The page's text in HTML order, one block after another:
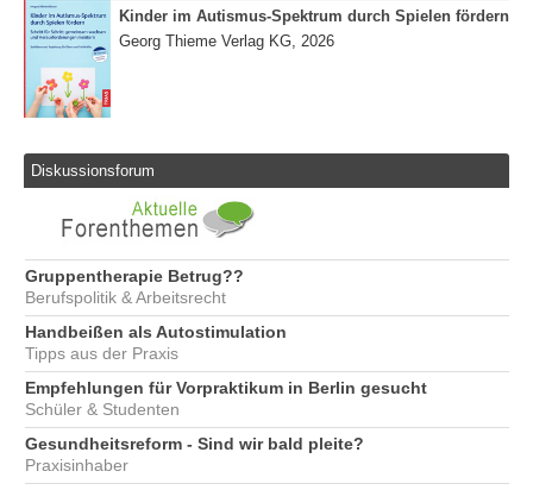
Kinder im Autismus-Spektrum durch Spielen fördern
Georg Thieme Verlag KG, 2026
Diskussionsforum
Gruppentherapie Betrug??
Berufspolitik & Arbeitsrecht
Handbeißen als Autostimulation
Tipps aus der Praxis
Empfehlungen für Vorpraktikum in Berlin gesucht
Schüler & Studenten
Gesundheitsreform - Sind wir bald pleite?
Praxisinhaber